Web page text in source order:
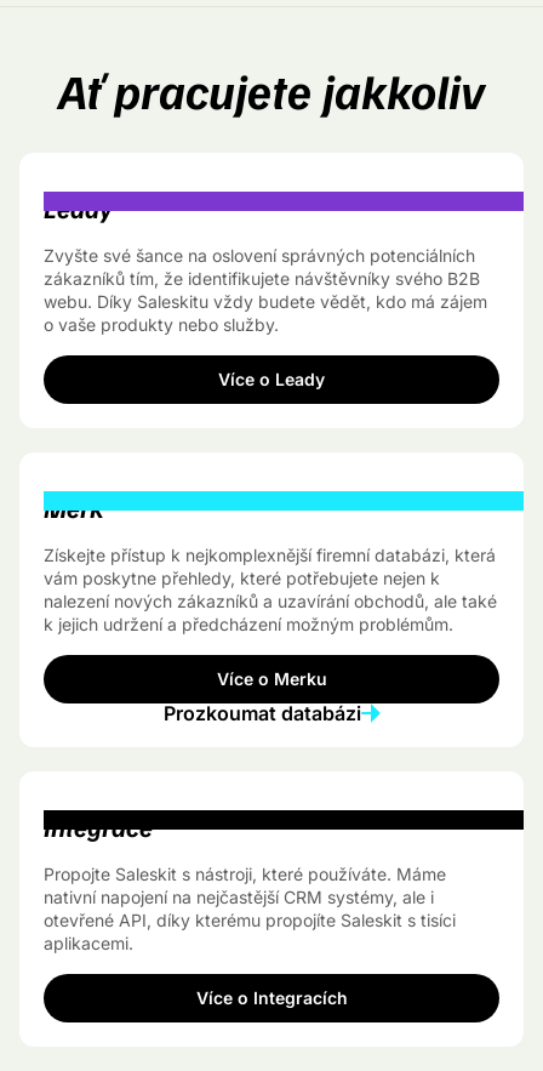
Ať pracujete jakkoliv
Leady
Zvyšte své šance na oslovení správných potenciálních
zákazníků tím, že identifikujete návštěvníky svého B2B
webu. Díky Saleskitu vždy budete vědět, kdo má zájem
o vaše produkty nebo služby.
Více o Leady
Merk
Získejte přístup k nejkomplexnější firemní databázi, která
vám poskytne přehledy, které potřebujete nejen k
nalezení nových zákazníků a uzavírání obchodů, ale také
k jejich udržení a předcházení možným problémům.
Více o Merku
Prozkoumat databázi
Integrace
Propojte Saleskit s nástroji, které používáte. Máme
nativní napojení na nejčastější CRM systémy, ale i
otevřené API, díky kterému propojíte Saleskit s tisíci
aplikacemi.
Více o Integracích